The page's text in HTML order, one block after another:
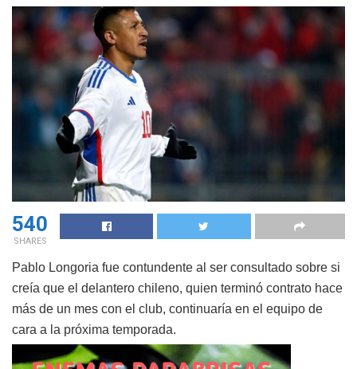
540
SHARES
Pablo Longoria fue contundente al ser consultado sobre si
creía que el delantero chileno, quien terminó contrato hace
más de un mes con el club, continuaría en el equipo de
cara a la próxima temporada.